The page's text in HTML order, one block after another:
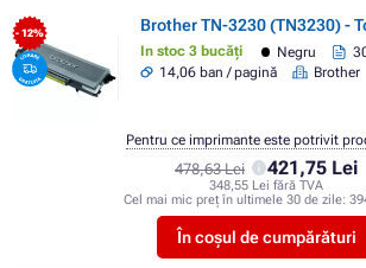
- 12% Brother TN-3230 (TN3230) -
In stoc 3 bucăți Negru
14,06 ban / pagină
Brother
478,63 Lei 421,75 Lei
348,55 Lei fără TVA
Cel mai mic preț în ultimele 30 de zile:
În coșul de cumpărături
Pentru ce imprimante este potrivit